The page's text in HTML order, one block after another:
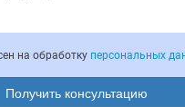
на обработку персональных
Получить консультацию